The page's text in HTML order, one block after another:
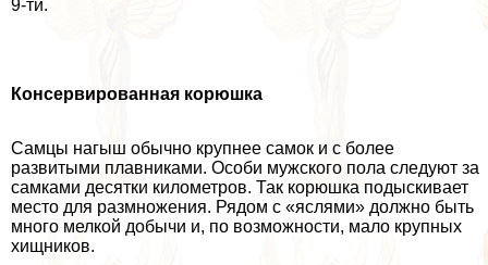
9-ти.
Консервированная корюшка
Самцы нагыш обычно крупнее самок и с более
развитыми плавниками. Особи мужского пола следуют за
самками десятки километров. Так корюшка подыскивает
место для размножения. Рядом с «яслями» должно быть
много мелкой добычи и, по возможности, мало крупных
хищников.